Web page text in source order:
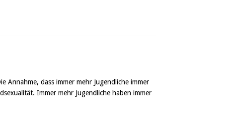
dass immer mehr Jugendliche immer
Immer mehr Jugendliche haben immer